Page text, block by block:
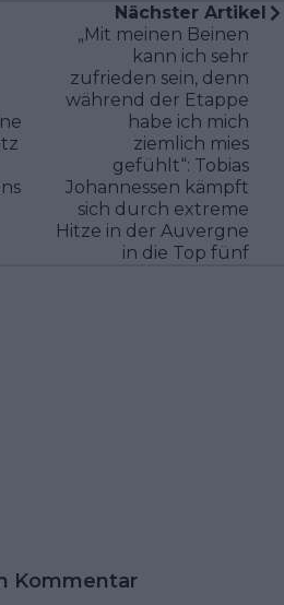
Nächster Artikel
„Mit meinen Beinen
kann ich sehr
zufrieden sein, denn
während der Etappe
habe ich mich
ziemlich mies
gefühlt“: Tobias
Johannessen kämpft
sich durch extreme
Hitze in der Auvergne
in die Top fünf
Kommentar